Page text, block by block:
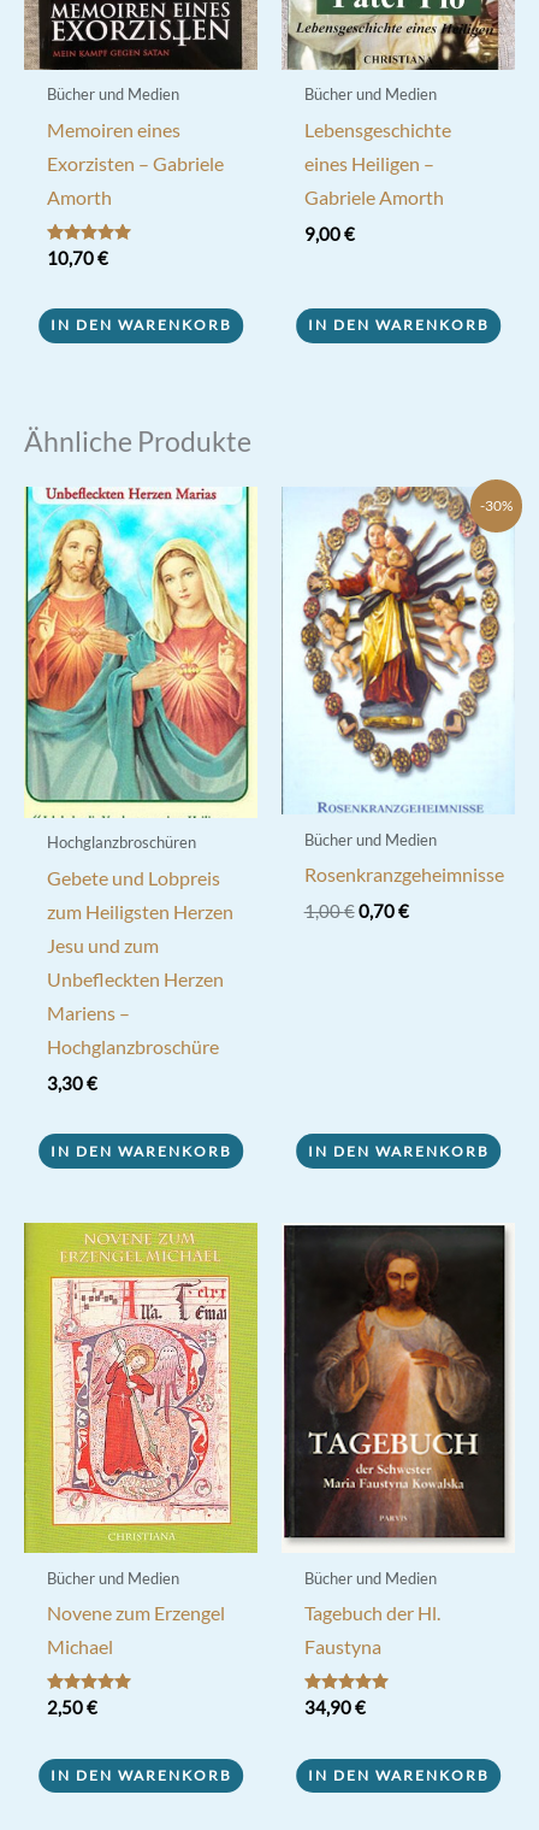
Bücher und Medien
Memoiren eines
Exorzisten – Gabriele
Amorth
Bewertet mit
5.00
10,70€
IN DEN WARENKORB
Bücher und Medien
Lebensgeschichte
eines Heiligen –
Gabriele Amorth
9,00€
IN DEN WARENKORB
Ähnliche Produkte
Hochglanzbroschüren
Gebete und Lobpreis
zum Heiligsten Herzen
Jesu und zum
Unbefleckten Herzen
Mariens –
Hochglanzbroschüre
3,30€
IN DEN WARENKORB
-30%
Bücher und Medien
Rosenkranzgeheimnisse
1,00€ Ursprünglicher
0,70€Aktueller
IN DEN WARENKORB
Bücher und Medien
Novene zum Erzengel
Michael
Bewertet mit
5.00
2,50€
IN DEN WARENKORB
Bücher und Medien
Tagebuch der Hl.
Faustyna
Bewertet mit
5.00
34,90€
IN DEN WARENKORB